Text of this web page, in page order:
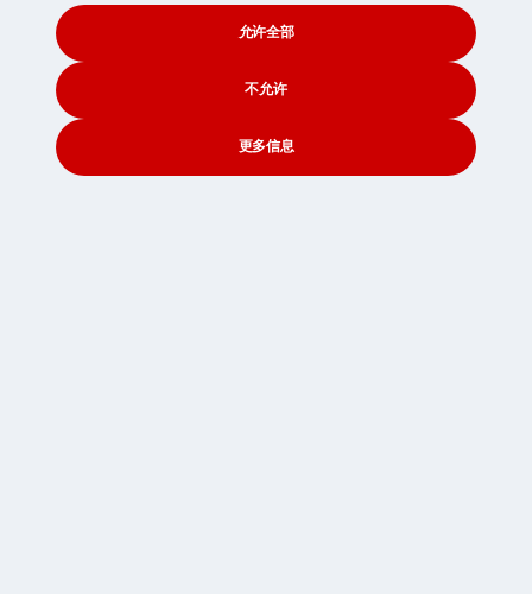
允许全部
不允许
更多信息